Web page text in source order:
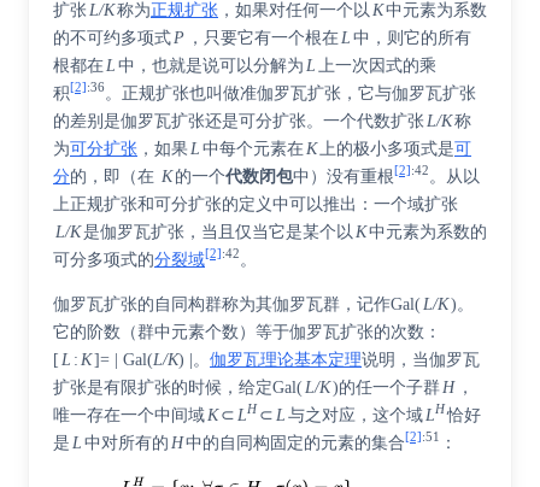
扩张 L/K称为正规扩张 ，如果对任何一个以 K中元素为系数
的不可约多项式P ，只要它有一个根在L 中，则它的所有
根都在L 中，也就是说可以分解为 L 上一次因式的乘
积 [2] :36。正规扩张也叫做准伽罗瓦扩张，它与伽罗瓦扩张
的差别是伽罗瓦扩张还是可分扩张。一个代数扩张 L/K称
为可分扩张 ，如果 L 中每个元素在K上的极小多项式是可
分的，即（在 K 的一个代数闭包中）没有重根 [2] :42。从以
上正规扩张和可分扩张的定义中可以推出：一个域扩张
L/K是伽罗瓦扩张，当且仅当它是某个以 K中元素为系数的
可分多项式的分裂域 [2] :42。
伽罗瓦扩张的自同构群称为其伽罗瓦群，记作Gal(L/K)。
它的阶数（群中元素个数）等于伽罗瓦扩张的次数：
[ L : K]= | Gal(L/K) | 。 伽罗瓦理论基本定理说明，当伽罗瓦
扩张是有限扩张的时候，给定Gal(L/K)的任一个子群H ，
唯一存在一个中间域K ⊂ LH ⊂ L 与之对应，这个域LH恰好
是 L 中对所有的 H中的自同构固定的元素的集合 [2] :51 ：